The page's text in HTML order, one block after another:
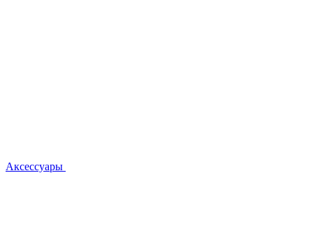
Аксессуары